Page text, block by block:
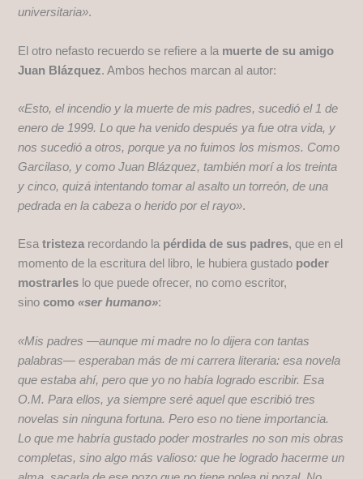
universitaria».
El otro nefasto recuerdo se refiere a la muerte de su amigo
Juan Blázquez. Ambos hechos marcan al autor:
«Esto, el incendio y la muerte de mis padres, sucedió el 1 de
enero de 1999. Lo que ha venido después ya fue otra vida, y
nos sucedió a otros, porque ya no fuimos los mismos. Como
Garcilaso, y como Juan Blázquez, también morí a los treinta
y cinco, quizá intentando tomar al asalto un torreón, de una
pedrada en la cabeza o herido por el rayo».
Esatristezarecordando la pérdida de sus padres, que en el
momento de la escritura del libro, le hubiera gustado poder
mostrarles lo que puede ofrecer, no como escritor,
sinocomo«ser humano»:
«Mis padres —aunque mi madre no lo dijera con tantas
palabras— esperaban más de mi carrera literaria: esa novela
que estaba ahí, pero que yo no había logrado escribir. Esa
O.M. Para ellos, ya siempre seré aquel que escribió tres
novelas sin ninguna fortuna. Pero eso no tiene importancia.
Lo que me habría gustado poder mostrarles no son mis obras
completas, sino algo más valioso: que he logrado hacerme un